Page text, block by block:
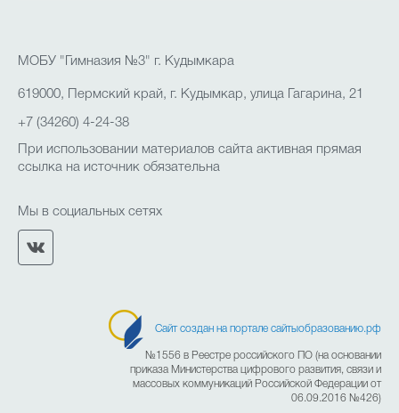
МОБУ "Гимназия №3" г. Кудымкара
619000, Пермский край, г. Кудымкар, улица Гагарина, 21
+7 (34260) 4-24-38
При использовании материалов сайта активная прямая
ссылка на источник обязательна
Мы в социальных сетях
Сайт создан на портале сайтыобразованию.рф
№1556 в Реестре российского ПО (на основании
приказа Министерства цифрового развития, связи и
массовых коммуникаций Российской Федерации от
06.09.2016 №426)